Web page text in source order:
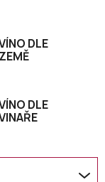
DLE
ZEMĚ
DLE